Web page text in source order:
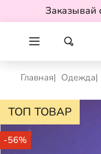
Заказывай
Главная Одежда
ТОП ТОВАР
-56%